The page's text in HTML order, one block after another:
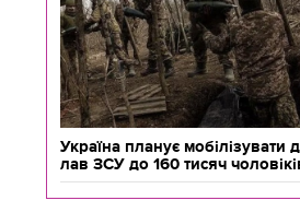
Україна планує мобілізувати
лав ЗСУ до 160 тисяч